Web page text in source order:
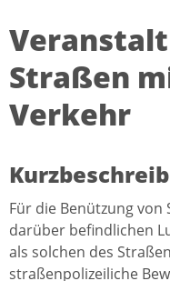
Straßen
Verkehr
Für die Benützung
darüber befindlichen
als solchen des
straßenpolizeiliche